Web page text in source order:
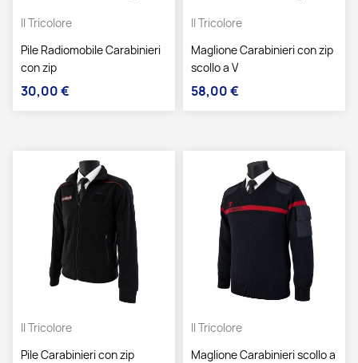
Il Tricolore
Pile Radiomobile Carabinieri
con zip
Prezzo
30,00 €
Il Tricolore
Maglione Carabinieri con zip
scollo a V
Prezzo
58,00 €
Il Tricolore
Pile Carabinieri con zip
Il Tricolore
Maglione Carabinieri scollo a